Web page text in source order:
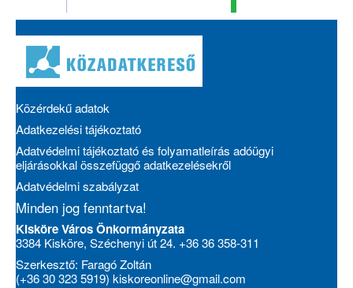
Közérdekű adatok
Adatkezelési tájékoztató
Adatvédelmi tájékoztató és folyamatleírás adóügyi
eljárásokkal összefüggő adatkezelésekről
Adatvédelmi szabályzat
Minden jog fenntartva!
Kisköre Város Önkormányzata
3384 Kisköre, Széchenyi út 24. +36 36 358-311
Szerkesztő: Faragó Zoltán
(+36 30 323 5919) kiskoreonline@gmail.com